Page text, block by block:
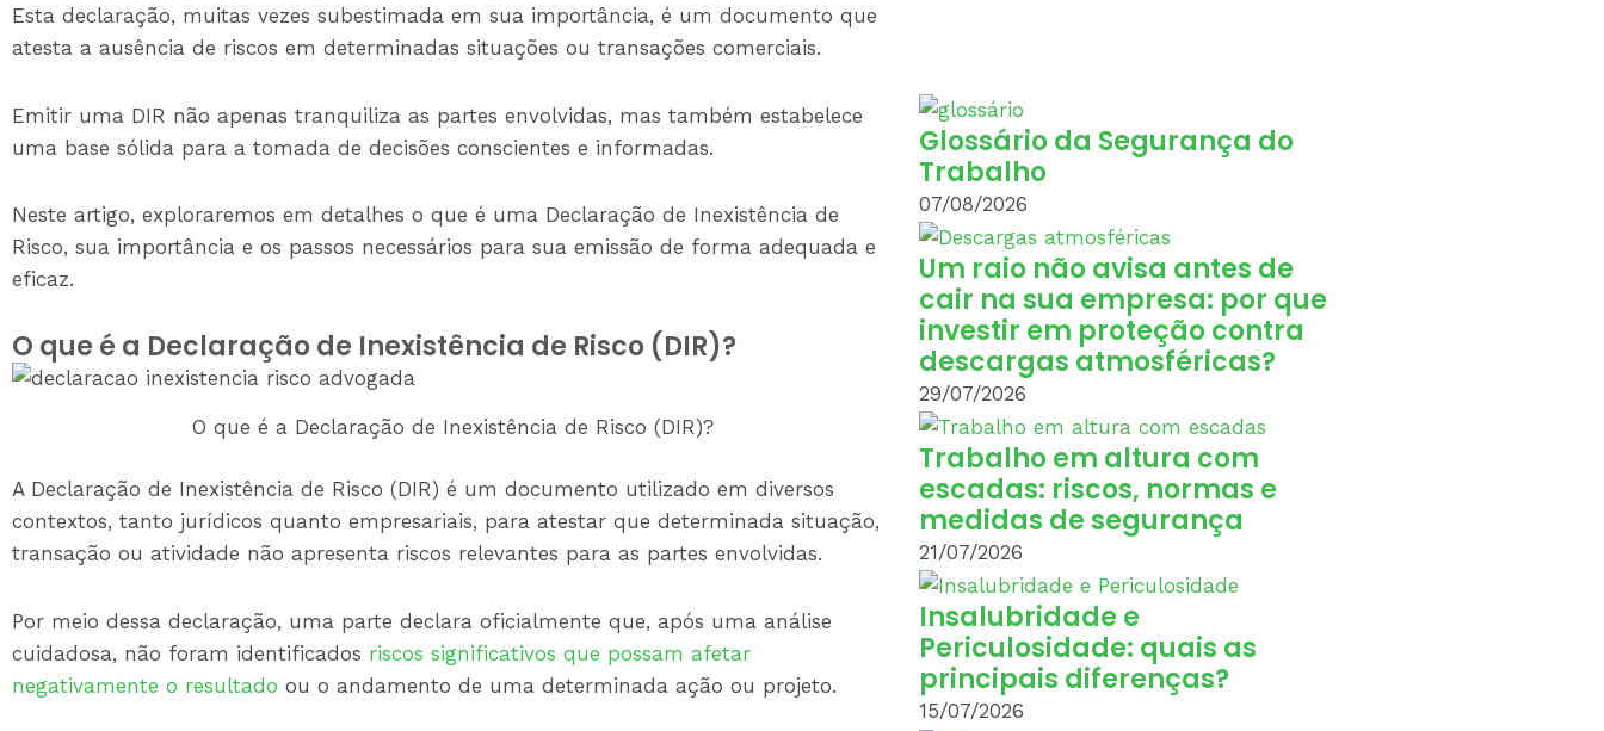
Esta declaração, muitas vezes subestimada em sua importância, é um documento que
atesta a ausência de riscos em determinadas situações ou transações comerciais.
Emitir uma DIR não apenas tranquiliza as partes envolvidas, mas também estabelece
uma base sólida para a tomada de decisões conscientes e informadas.
Neste artigo, exploraremos em detalhes o que é uma Declaração de Inexistência de
Risco, sua importância e os passos necessários para sua emissão de forma adequada e
eficaz.
O que é a Declaração de Inexistência de Risco (DIR)?
O que é a Declaração de Inexistência de Risco (DIR)?
A Declaração de Inexistência de Risco (DIR) é um documento utilizado em diversos
contextos, tanto jurídicos quanto empresariais, para atestar que determinada situação,
transação ou atividade não apresenta riscos relevantes para as partes envolvidas.
Por meio dessa declaração, uma parte declara oficialmente que, após uma análise
cuidadosa, não foram identificados riscos significativos que possam afetar
negativamente o resultado ou o andamento de uma determinada ação ou projeto.
Glossário da Segurança do
Trabalho
07/08/2026
Um raio não avisa antes de
cair na sua empresa: por que
investir em proteção contra
descargas atmosféricas?
29/07/2026
Trabalho em altura com
escadas: riscos, normas e
medidas de segurança
21/07/2026
Insalubridade e
Periculosidade: quais as
principais diferenças?
15/07/2026